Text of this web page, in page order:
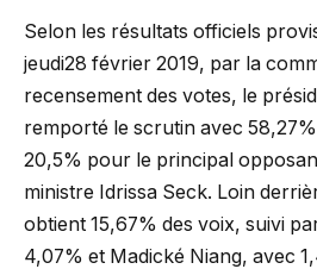
Selon les résultats officiels
jeudi28 février 2019, par la
recensement des votes, le
remporté le scrutin avec
20,5% pour le principal
ministre Idrissa Seck. Loin
obtient 15,67% des voix, suivi
4,07% et Madické Niang, avec